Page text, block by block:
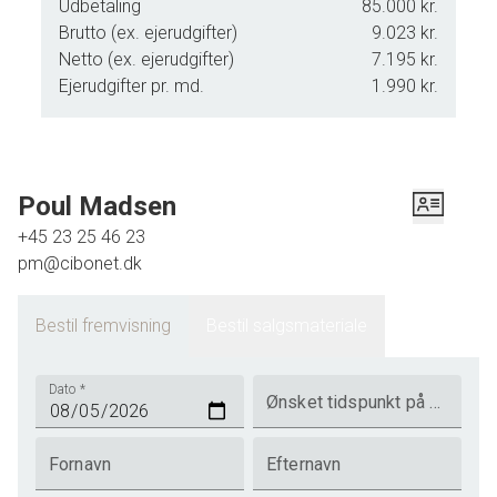
Udbetaling
85.000 kr.
Brutto (ex. ejerudgifter)
9.023 kr.
Netto (ex. ejerudgifter)
7.195 kr.
Ejerudgifter pr. md.
1.990 kr.
Poul Madsen
+45 23 25 46 23
pm@cibonet.dk
Bestil fremvisning
Dato *
Ønsket tidspunkt på dagen
Fornavn Efternavn